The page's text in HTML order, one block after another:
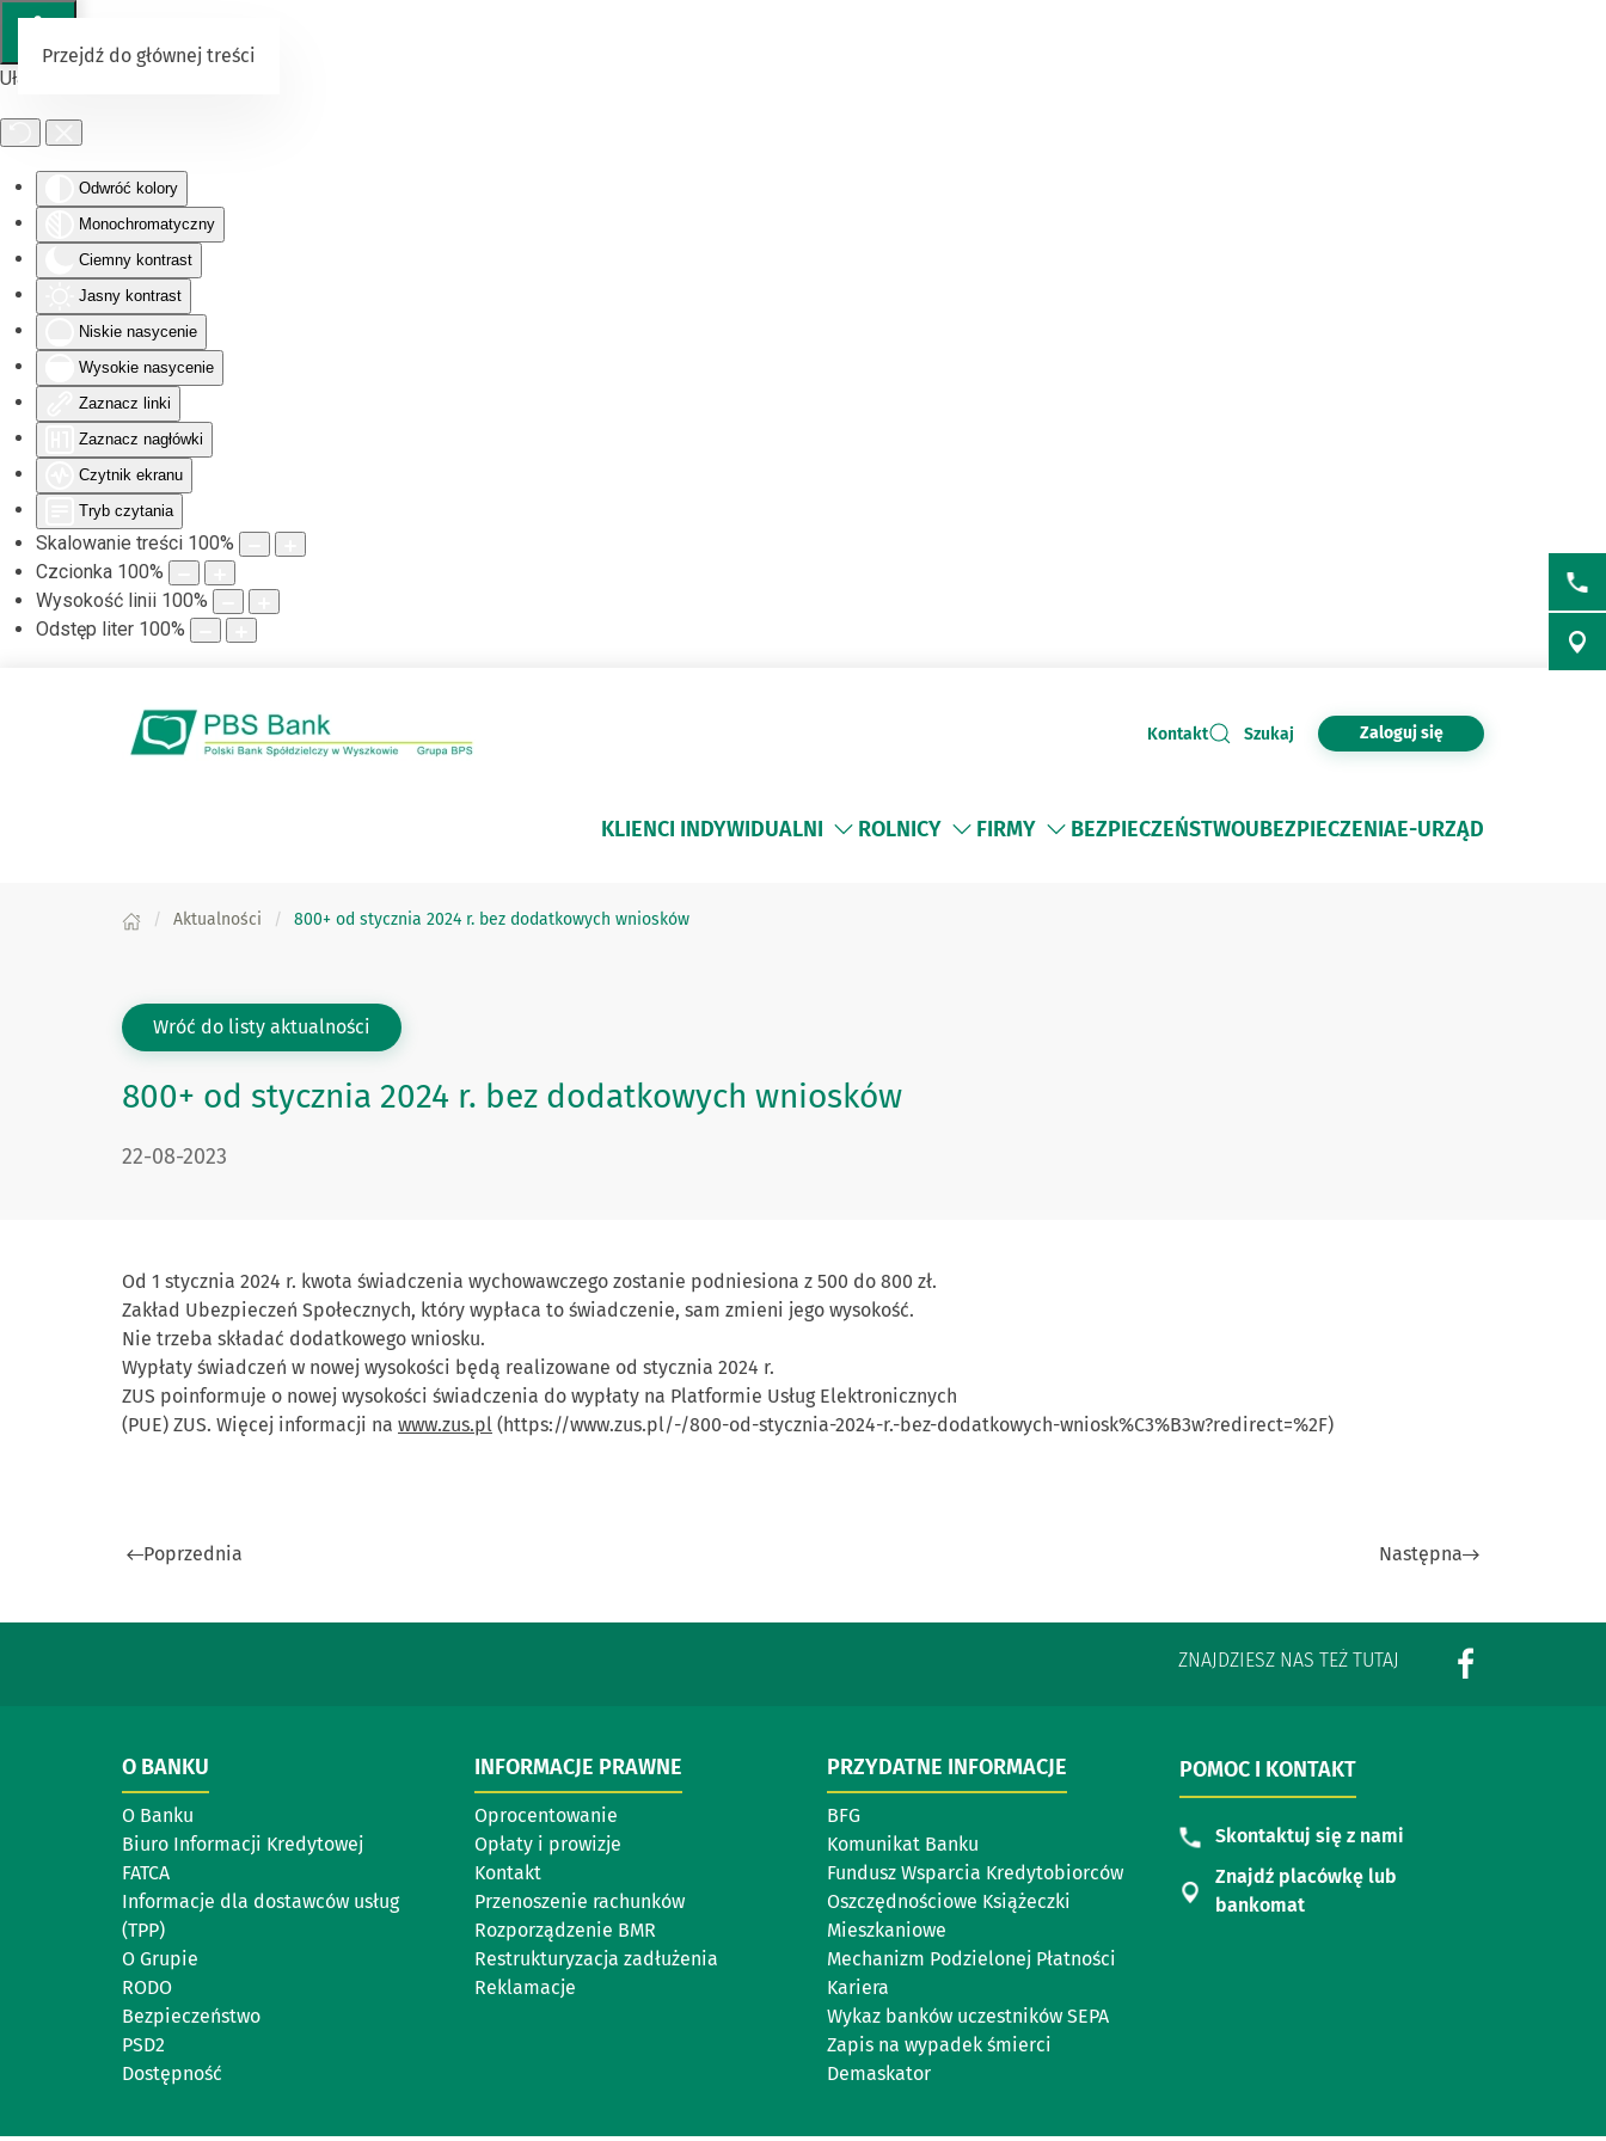
Ułatwienia dostępu
Odwróć kolory
Monochromatyczny
Ciemny kontrast
Jasny kontrast
Niskie nasycenie
Wysokie nasycenie
Zaznacz linki
Zaznacz nagłówki
Czytnik ekranu
Tryb czytania
Skalowanie treści 100%
Czcionka 100%
Wysokość linii 100%
Odstęp liter 100%
Przejdź do głównej treści
Kontakt Szukaj Zaloguj się
KLIENCI INDYWIDUALNI ROLNICY FIRMY BEZPIECZEŃSTWOUBEZPIECZENIAE-URZĄD
Aktualności 800+ od stycznia 2024 r. bez dodatkowych wniosków
Wróć do listy aktualności
800+ od stycznia 2024 r. bez dodatkowych wniosków
DATA PUBLIKACJI:
22-08-2023
Od 1 stycznia 2024 r. kwota świadczenia wychowawczego zostanie podniesiona z 500 do 800 zł.
Zakład Ubezpieczeń Społecznych, który wypłaca to świadczenie, sam zmieni jego wysokość.
Nie trzeba składać dodatkowego wniosku.
Wypłaty świadczeń w nowej wysokości będą realizowane od stycznia 2024 r.
ZUS poinformuje o nowej wysokości świadczenia do wypłaty na Platformie Usług Elektronicznych
(PUE) ZUS. Więcej informacji na www.zus.pl (https://www.zus.pl/-/800-od-stycznia-2024-r.-bez-dodatkowych-wniosk%C3%B3w?redirect=%2F)
Poprzednia Następna
ZNAJDZIESZ NAS TEŻ TUTAJ
O BANKU
O Banku
Biuro Informacji Kredytowej
FATCA
Informacje dla dostawców usług
(TPP)
O Grupie
RODO
Bezpieczeństwo
PSD2
Dostępność
INFORMACJE PRAWNE
Oprocentowanie
Opłaty i prowizje
Kontakt
Przenoszenie rachunków
Rozporządzenie BMR
Restrukturyzacja zadłużenia
Reklamacje
PRZYDATNE INFORMACJE
BFG
Komunikat Banku
Fundusz Wsparcia Kredytobiorców
Oszczędnościowe Książeczki
Mieszkaniowe
Mechanizm Podzielonej Płatności
Kariera
Wykaz banków uczestników SEPA
Zapis na wypadek śmierci
Demaskator
POMOC I KONTAKT
Skontaktuj się z nami
Znajdź placówkę lub
bankomat